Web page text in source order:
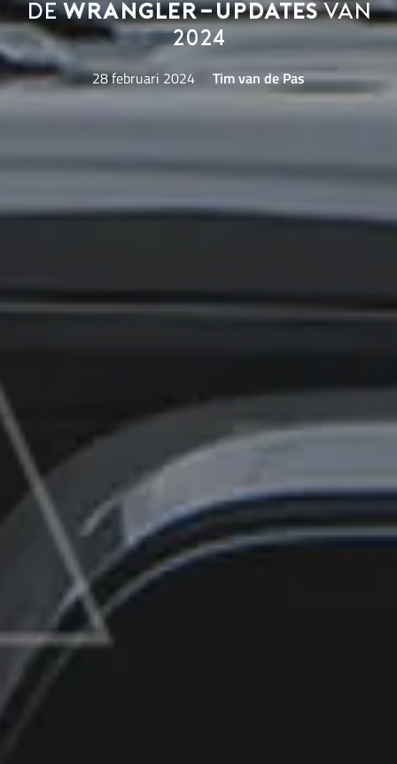
DeWrangler-updatesvan
2024
28 februari 2024 Tim van de Pas